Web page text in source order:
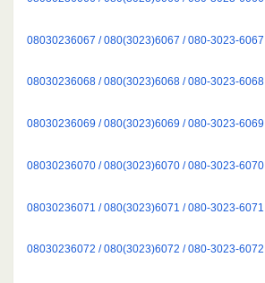
08030236067 / 080(3023)6067 / 080-3023-6067
08030236068 / 080(3023)6068 / 080-3023-6068
08030236069 / 080(3023)6069 / 080-3023-6069
08030236070 / 080(3023)6070 / 080-3023-6070
08030236071 / 080(3023)6071 / 080-3023-6071
08030236072 / 080(3023)6072 / 080-3023-6072